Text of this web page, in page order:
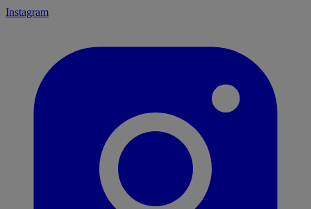
Instagram